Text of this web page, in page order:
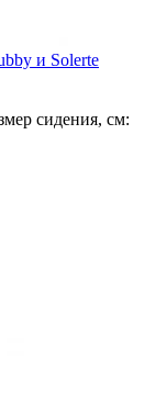
и Solerte
сидения, см: